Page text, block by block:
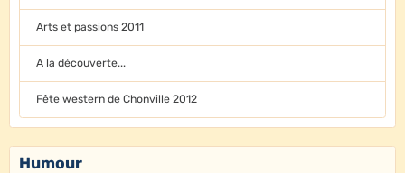
Arts et passions 2011
A la découverte...
Fête western de Chonville 2012
Humour